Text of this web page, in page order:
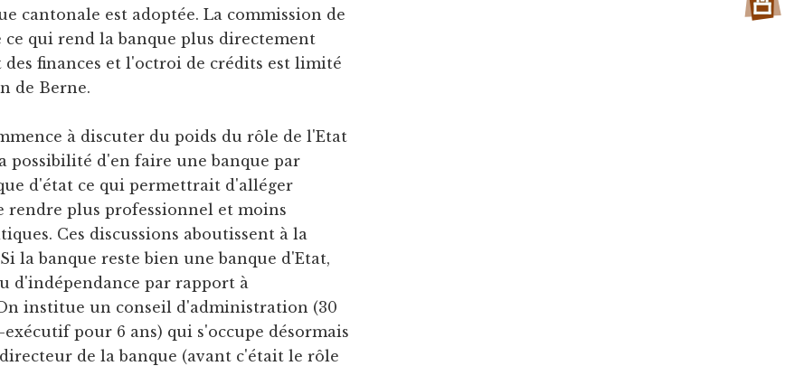
cantonale est adoptée. La commission de
ce qui rend la banque plus directement
finances et l'octroi de crédits est limité
de Berne.
à discuter du poids du rôle de l'Etat
possibilité d'en faire une banque par
d'état ce qui permettrait d'alléger
plus professionnel et moins
Ces discussions aboutissent à la
la banque reste bien une banque d'Etat,
d'indépendance par rapport à
institue un conseil d'administration (30
pour 6 ans) qui s'occupe désormais
de la banque (avant c'était le rôle